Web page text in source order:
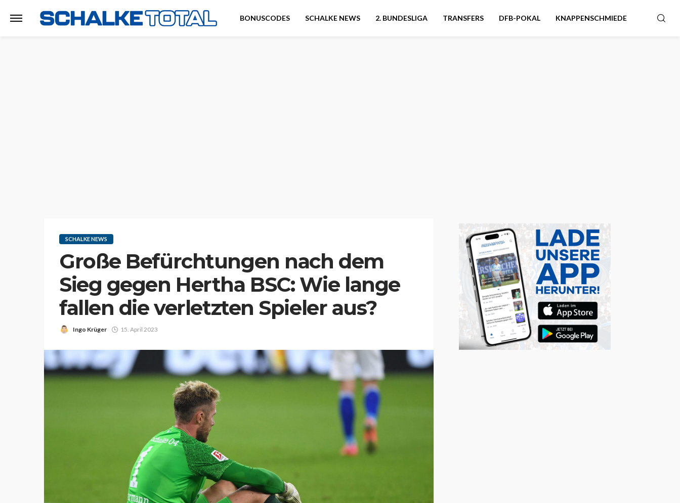
BONUSCODES SCHALKE NEWS 2. BUNDESLIGA TRANSFERS DFB-POKAL KNAPPENSCHMIEDE
SCHALKE NEWS
Große Befürchtungen nach dem
Sieg gegen Hertha BSC: Wie lange
fallen die verletzten Spieler aus?
Ingo Krüger 15. April 2023